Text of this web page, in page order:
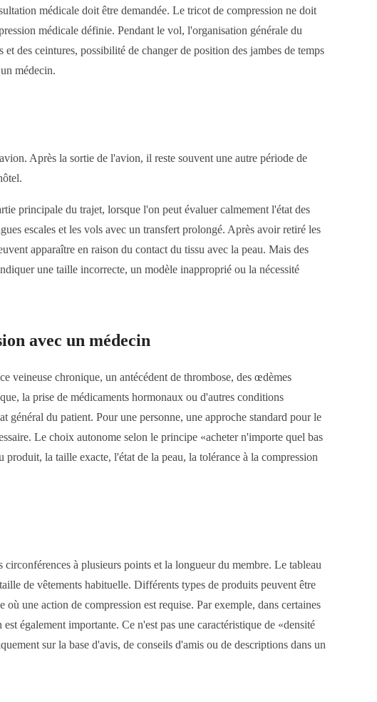
médicale doit être demandée. Le tricot de compression ne doit
médicale définie. Pendant le vol, l'organisation générale du
des ceintures, possibilité de changer de position des jambes de temps
médecin.
Après la sortie de l'avion, il reste souvent une autre période de
principale du trajet, lorsque l'on peut évaluer calmement l'état des
escales et les vols avec un transfert prolongé. Après avoir retiré les
apparaître en raison du contact du tissu avec la peau. Mais des
une taille incorrecte, un modèle inapproprié ou la nécessité
avec un médecin
veineuse chronique, un antécédent de thrombose, des œdèmes
la prise de médicaments hormonaux ou d'autres conditions
du patient. Pour une personne, une approche standard pour le
Le choix autonome selon le principe «acheter n'importe quel bas
la taille exacte, l'état de la peau, la tolérance à la compression
à plusieurs points et la longueur du membre. Le tableau
de vêtements habituelle. Différents types de produits peuvent être
une action de compression est requise. Par exemple, dans certaines
également importante. Ce n'est pas une caractéristique de «densité
sur la base d'avis, de conseils d'amis ou de descriptions dans un